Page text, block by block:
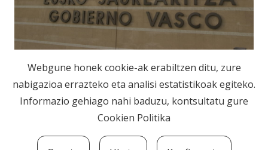
Hekimen elkartearen prentsa oharra
1 2 3 4 5
Webgune honek cookie-ak erabiltzen ditu, zure
nabigazioa errazteko eta analisi estatistikoak egiteko.
Informazio gehiago nahi baduzu, kontsultatu gure
Cookien Politika